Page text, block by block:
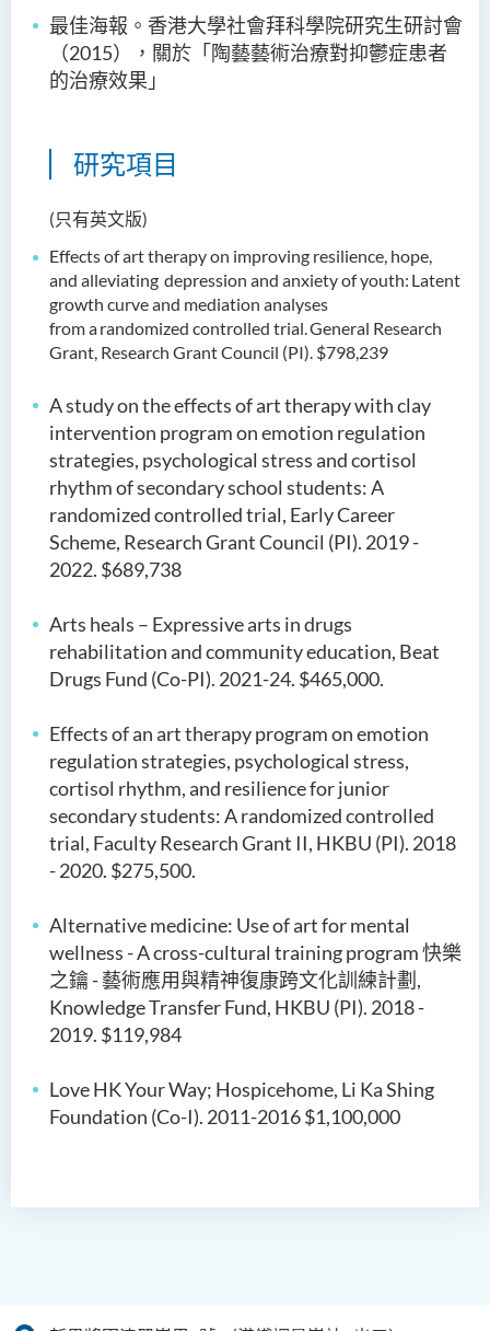
最佳海報。香港大學社會拜科學院研究生研討會
（2015），關於「陶藝藝術治療對抑鬱症患者
的治療效果 」
研究項目
(只有英文版)
Effects of art therapy on improving resilience, hope,
and alleviating depression and anxiety of youth: Latent
growth curve and mediation analyses
from a randomized controlled trial. General Research
Grant, Research Grant Council (PI). $798,239
A study on the effects of art therapy with clay
intervention program on emotion regulation
strategies, psychological stressand cortisol
rhythm of secondary school students: A
randomized controlled trial, Early Career
Scheme, Research Grant Council (PI). 2019 -
2022. $689,738
Arts heals – Expressive arts in drugs
rehabilitation and community education, Beat
Drugs Fund (Co-PI). 2021-24. $465,000.
Effects of an art therapy program on emotion
regulation strategies, psychological stress,
cortisol rhythm, and resilience for junior
secondary students: A randomized controlled
trial, Faculty Research Grant II, HKBU (PI). 2018
- 2020. $275,500.
Alternative medicine: Use of art for mental
wellness - A cross-cultural training program快樂
之鑰 -藝術應用與精神復康跨文化訓練計劃 ,
Knowledge Transfer Fund, HKBU (PI). 2018 -
2019. $119,984
Love HK Your Way; Hospicehome, Li Ka Shing
Foundation (Co-I). 2011-2016$1,100,000